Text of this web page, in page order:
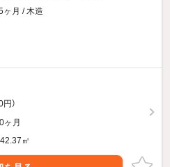
ヶ月 / 木造
）
ヶ月
㎡